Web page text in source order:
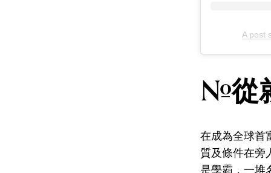
A post
#從
在成為全球首
質及條件在旁
是學霸，一堆